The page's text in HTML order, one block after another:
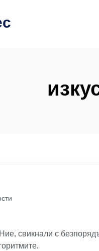
свикнали с